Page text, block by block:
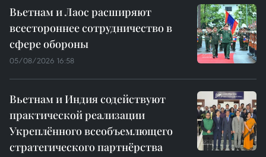
Вьетнам и Лаос расширяют
всестороннее сотрудничество в
сфере обороны
05/08/2026 16:58
Вьетнам и Индия содействуют
практической реализации
Укреплённого всеобъемлющего
стратегического партнёрства